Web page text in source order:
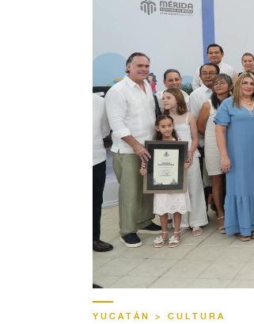
YUCATÁN > CULTURA